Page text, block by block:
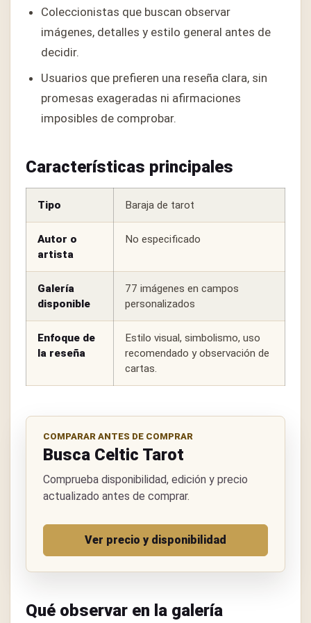
Coleccionistas que buscan observar
imágenes, detalles y estilo general antes de
decidir.
Usuarios que prefieren una reseña clara, sin
promesas exageradas ni afirmaciones
imposibles de comprobar.
Características principales
Tipo Baraja de tarot
Autor o
artista
No especificado
Galería
disponible
77 imágenes en campos
personalizados
Enfoque de
la reseña
Estilo visual, simbolismo, uso
recomendado y observación de
cartas.
COMPARAR ANTES DE COMPRAR
Busca Celtic Tarot
Comprueba disponibilidad, edición y precio
actualizado antes de comprar.
Ver precio y disponibilidad
Qué observar en la galería